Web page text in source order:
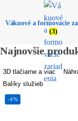
Vákuové a formovacie
(3)
Najnovšie
3D tlačiarne a viac
Balíky služieb
-4%